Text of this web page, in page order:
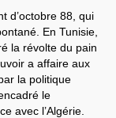
d’octobre 88, qui
En Tunisie,
la révolte du pain
a affaire aux
la politique
le
avec l’Algérie.